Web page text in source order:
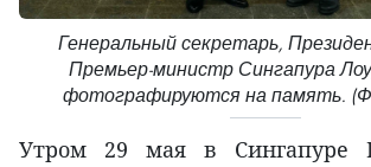
Генеральный секретарь,
Премьер-министр Сингапура
фотографируются на память.
Утром 29 мая в Сингапуре